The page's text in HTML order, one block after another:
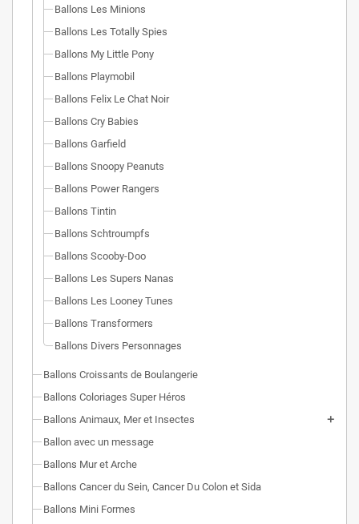
Ballons Les Minions
Ballons Les Totally Spies
Ballons My Little Pony
Ballons Playmobil
Ballons Felix Le Chat Noir
Ballons Cry Babies
Ballons Garfield
Ballons Snoopy Peanuts
Ballons Power Rangers
Ballons Tintin
Ballons Schtroumpfs
Ballons Scooby-Doo
Ballons Les Supers Nanas
Ballons Les Looney Tunes
Ballons Transformers
Ballons Divers Personnages
Ballons Croissants de Boulangerie
Ballons Coloriages Super Héros
Ballons Animaux, Mer et Insectes
Ballon avec un message
Ballons Mur et Arche
Ballons Cancer du Sein, Cancer Du Colon et Sida
Ballons Mini Formes